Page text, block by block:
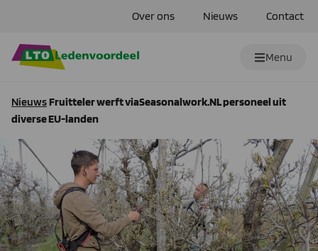
Over ons Nieuws Contact
Menu
NieuwsFruitteler werft viaSeasonalwork.NL personeel uit
diverse EU-landen